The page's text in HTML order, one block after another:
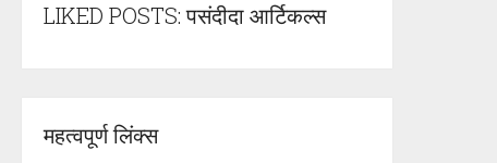
LIKED POSTS: पसंदीदा आर्टिकल्स
महत्वपूर्ण लिंक्स